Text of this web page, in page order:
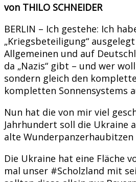
von THILO SCHNEIDER
BERLIN – Ich gestehe: Ich
„Kriegsbeteiligung“
Allgemeinen und auf
da „Nazis“ gibt – und wer
sondern gleich den
kompletten Sonnensystems
Nun hat die von mir viel
Jahrhundert soll die Ukraine
alte Wunderpanzerhaubitzen
Die Ukraine hat eine Fläche
mal unser #Scholzland mit